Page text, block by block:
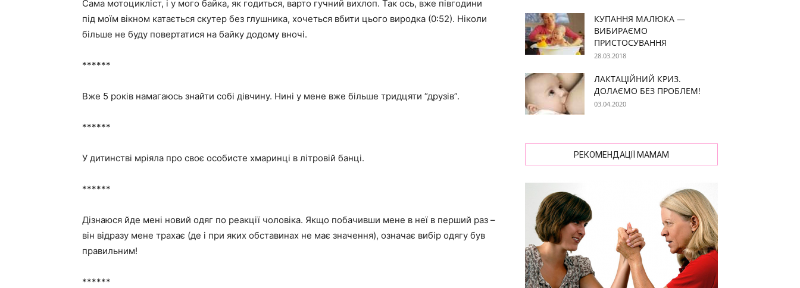
Сама мотоцикліст, і у мого байка, як годиться, варто гучний вихлоп. Так ось, вже півгодини
під моїм вікном катається скутер без глушника, хочеться вбити цього виродка (0:52). Ніколи
більше не буду повертатися на байку додому вночі.
******
Вже 5 років намагаюсь знайти собі дівчину. Нині у мене вже більше тридцяти “друзів”.
******
У дитинстві мріяла про своє особисте хмаринці в літровій банці.
******
Дізнаюся йде мені новий одяг по реакції чоловіка. Якщо побачивши мене в неї в перший раз –
він відразу мене трахає (де і при яких обставинах не має значення), означає вибір одягу був
правильним!
******
КУПАННЯ МАЛЮКА —
ВИБИРАЄМО
ПРИСТОСУВАННЯ
28.03.2018
ЛАКТАЦІЙНИЙ КРИЗ.
ДОЛАЄМО БЕЗ ПРОБЛЕМ!
03.04.2020
РЕКОМЕНДАЦІЇ МАМАМ